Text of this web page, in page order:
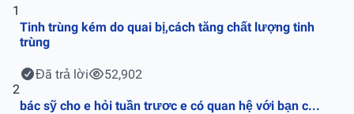
1
Tinh trùng kém do quai bị,cách tăng chất lượng tinh
trùng
Đã trả lời
52,902
2
bác sỹ cho e hỏi tuần trươc e có quan hệ với bạn c...